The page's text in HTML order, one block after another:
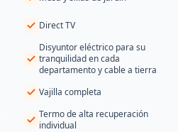
Direct TV
Disyuntor eléctrico para su
tranquilidad en cada
departamento y cable a tierra
Vajilla completa
Termo de alta recuperación
individual